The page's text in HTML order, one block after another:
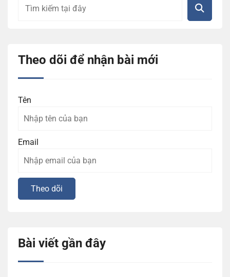
Theo dõi để nhận bài mới
Tên
Email
Bài viết gần đây